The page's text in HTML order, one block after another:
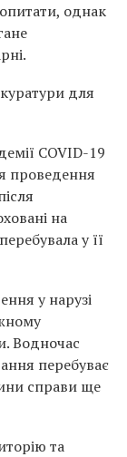
однак
для
COVID-19
проведення
на
у її
у нарузі
Водночас
перебуває
справи ще
та